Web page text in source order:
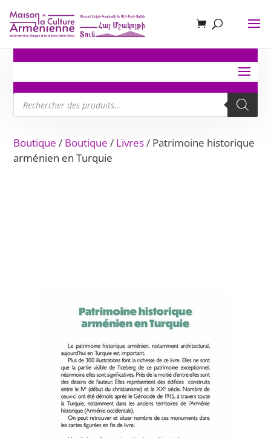
Recherche
de
produits
Boutique / Boutique / Livres/ Patrimoine historique
arménien en Turquie